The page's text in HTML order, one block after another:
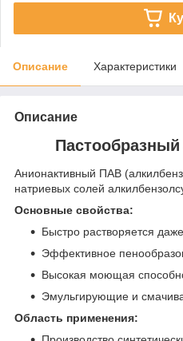
Описание Характеристики
Описание
Анионактивный ПАВ
натриевых солей
Основные свойства:
Быстро растворяется
Эффективное
Высокая моющая
Эмульгирующие и
Область применения: